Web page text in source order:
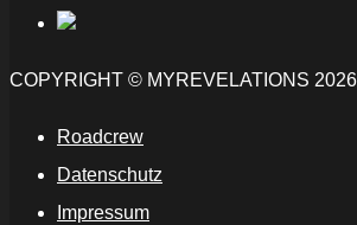
COPYRIGHT © MYREVELATIONS
Roadcrew
Datenschutz
Impressum